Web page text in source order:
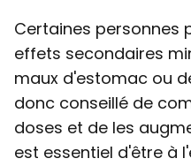
Certaines personnes
effets secondaires
maux d'estomac ou
donc conseillé de
doses et de les
est essentiel d'être à